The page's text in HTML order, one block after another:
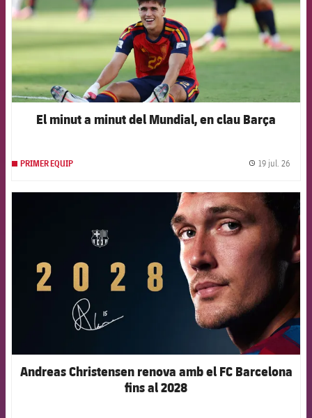
El minut a minut del Mundial, en clau Barça
PRIMER EQUIP 19 jul. 26
FCB Barcelona badge
Andreas Christensen renova amb el FC Barcelona
fins al 2028